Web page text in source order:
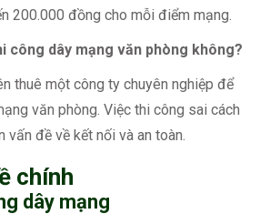
200.000 đồng cho mỗi điểm mạng.
công dây mạng văn phòng không?
thuê một công ty chuyên nghiệp để
văn phòng. Việc thi công sai cách
vấn đề về kết nối và an toàn.
chính
dây mạng